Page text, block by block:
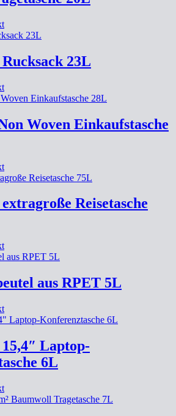
23L
Woven Einkaufstasche
Reisetasche
aus RPET 5L
Laptop-
6L